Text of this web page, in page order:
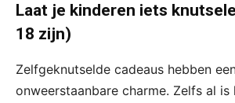
Laat je kinderen iets
18 zijn)
Zelfgeknutselde cadeaus hebben
onweerstaanbare charme. Zelfs al is